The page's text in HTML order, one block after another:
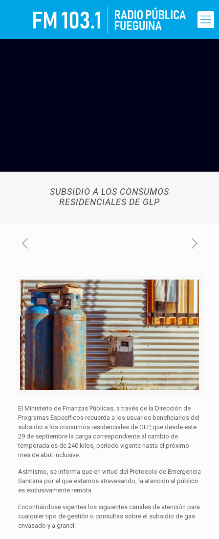
SUBSIDIO A LOS CONSUMOS
RESIDENCIALES DE GLP
El Ministerio de Finanzas Públicas, a través de la Dirección de
Programas Específicos recuerda a los usuarios beneficiarios del
subsidio a los consumos residenciales de GLP, que desde este
29 de septiembre la carga correspondiente al cambio de
temporada es de 240 kilos, período vigente hasta el próximo
mes de abril inclusive.
Asimismo, se informa que en virtud del Protocolo de Emergencia
Sanitaria por el que estamos atravesando, la atención al público
es exclusivamente remota.
Encontrándose vigentes los siguientes canales de atención para
cualquier tipo de gestión o consultas sobre el subsidio de gas
envasado y a granel: